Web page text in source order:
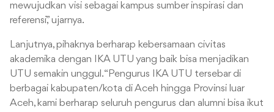
mewujudkan visi sebagai kampus sumber inspirasi dan
referensi,” ujarnya.
Lanjutnya, pihaknya berharap kebersamaan civitas
akademika dengan IKA UTU yang baik bisa menjadikan
UTU semakin unggul. “Pengurus IKA UTU tersebar di
berbagai kabupaten/kota di Aceh hingga Provinsi luar
Aceh, kami berharap seluruh pengurus dan alumni bisa ikut